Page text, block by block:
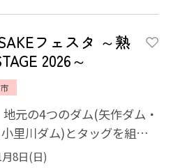
フェスタ ～熟
2026～
元の4つのダム(矢作ダム・
里川ダム)とタッグを組
プロジェクト。今年も...
8日(日)